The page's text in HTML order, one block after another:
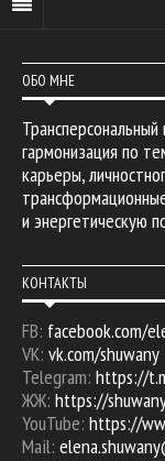
ОБО МНЕ
Трансперсональный
гармонизация по
карьеры,
и энергетическую
КОНТАКТЫ
FB: facebook.com/
VK: vk.com/shuwany
Telegram: https://
ЖЖ: https://
YouTube: https://
Mail: